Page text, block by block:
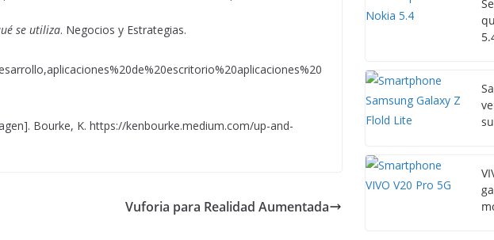
se utiliza. Negocios y Estrategias.
Bourke, K. https://kenbourke.medium.com/up-and-
Vuforia para Realidad Aumentada